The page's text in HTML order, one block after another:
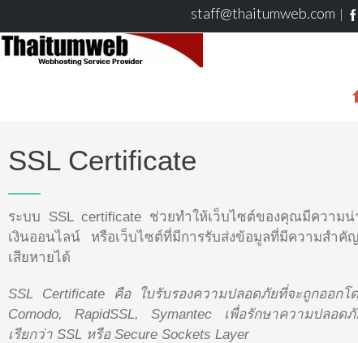
staff@thaitumweb.com
SSL Certificate
ระบบ SSL certificate ช่วยทำให้เว็บไซต์ของคุณมีความน่
เงินออนไลน์ หรือเว็บไซต์ที่มีการรับส่งข้อมูลที่มีความสำ
เสียหายได้
SSL Certificate คือ ใบรับรองความปลอดภัยที่จะถูกออก
Comodo, RapidSSL, Symantec เพื่อรักษาความปลอด
เรียกว่า SSL หรือ Secure Sockets Layer